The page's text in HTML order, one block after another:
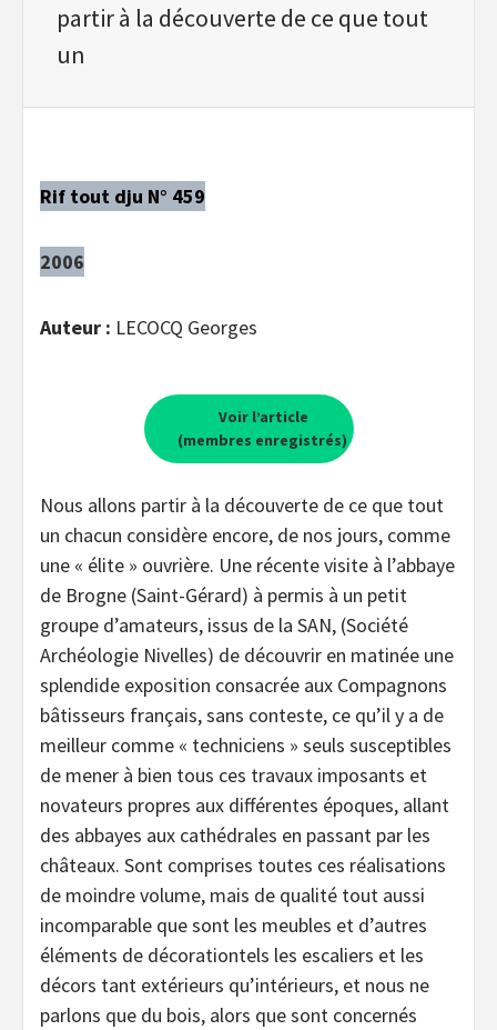
partir à la découverte de ce que tout
un
Rif tout dju N° 459
2006
Auteur : LECOCQ Georges
Voir l’article
(membres enregistrés)
Nous allons partir à la découverte de ce que tout
un chacun considère encore, de nos jours, comme
une « élite » ouvrière. Une récente visite à l’abbaye
de Brogne (Saint-Gérard) à permis à un petit
groupe d’amateurs, issus de la SAN, (Société
Archéologie Nivelles) de découvrir en matinée une
splendide exposition consacrée aux Compagnons
bâtisseurs français, sans conteste, ce qu’il y a de
meilleur comme « techniciens » seuls susceptibles
de mener à bien tous ces travaux imposants et
novateurs propres aux différentes époques, allant
des abbayes aux cathédrales en passant par les
châteaux. Sont comprises toutes ces réalisations
de moindre volume, mais de qualité tout aussi
incomparable que sont les meubles et d’autres
éléments de décorationtels les escaliers et les
décors tant extérieurs qu’intérieurs, et nous ne
parlons que du bois, alors que sont concernés